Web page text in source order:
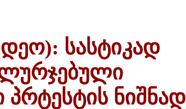
სასტიკად
პრტესტის ნიშნად